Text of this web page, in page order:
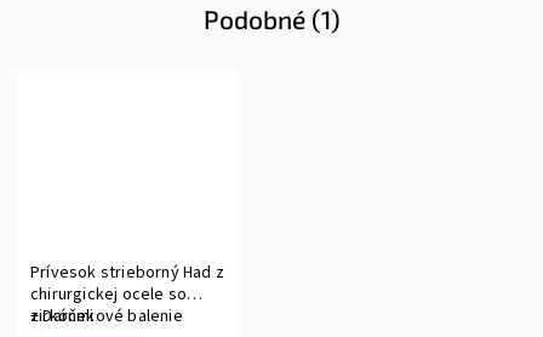
Podobné (1)
Prívesok strieborný Had z
chirurgickej ocele so
zirkónmi
+ Darčekové balenie